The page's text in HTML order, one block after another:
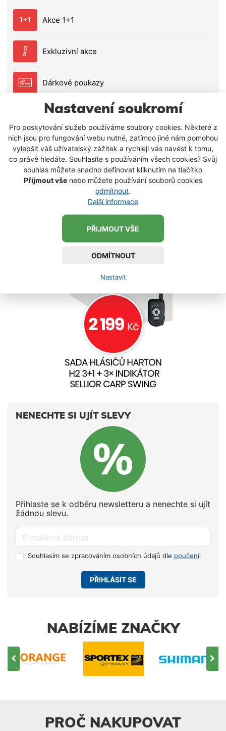
Nastavení soukromí
Pro poskytování služeb používáme soubory cookies. Některé z
nich jsou pro fungování webu nutné, zatímco jiné nám pomohou
vylepšit váš uživatelský zážitek a rychleji vás navést k tomu,
co právě hledáte. Souhlasíte s používáním všech cookies? Svůj
souhlas můžete snadno definovat kliknutím na tlačítko
Přijmout vše nebo můžete používání souborů cookies
odmítnout
Další informace
PŘIJMOUT VŠE
ODMÍTNOUT
Nastavit
Akce 1+1
Exkluzivní akce
Dárkové poukazy
NENECHTE SI UJÍT SLEVY
Přihlaste se k odběru newsletteru a nenechte si ujít
žádnou slevu.
Souhlasím se zpracováním osobních údajů dle poučení.
PŘIHLÁSIT SE
NABÍZÍME ZNAČKY
PROČ NAKUPOVAT